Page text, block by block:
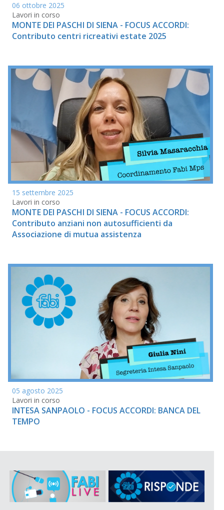
06 ottobre 2025
Lavori in corso
MONTE DEI PASCHI DI SIENA - FOCUS ACCORDI:
Contributo centri ricreativi estate 2025
15 settembre 2025
Lavori in corso
MONTE DEI PASCHI DI SIENA - FOCUS ACCORDI:
Contributo anziani non autosufficienti da
Associazione di mutua assistenza
05 agosto 2025
Lavori in corso
INTESA SANPAOLO - FOCUS ACCORDI: BANCA DEL
TEMPO